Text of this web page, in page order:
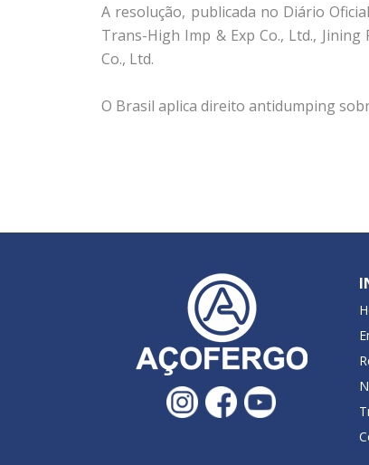
A resolução, publicada no Diário
Trans-High Imp & Exp Co., Ltd.,
Co., Ltd.
O Brasil aplica direito antidumping